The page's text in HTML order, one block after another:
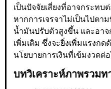
เป็นปัจจัยเสี่ยงที่อาจกระทบ
หากการเจรจาไม่เป็นไปตา
น้ำมันปรับตัวสูงขึ้น และอาจ
เพิ่มเติม ซึ่งจะยิ่งเพิ่มแรงก
นโยบายการเงินที่เข้มงวดต่อ
บทวิเคราะห์ภาพรวมท